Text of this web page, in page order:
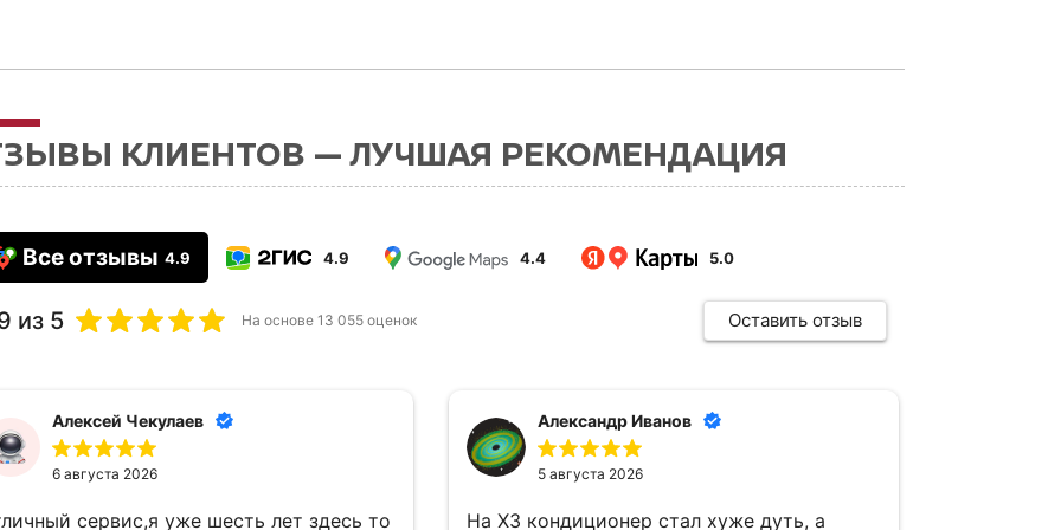
КЛИЕНТОВ — ЛУЧШАЯ РЕКОМЕНДАЦИЯ
Все отзывы 4.9 4.9 4.4 5.0
из 5 На основе 13 055 оценок Оставить отзыв
Алексей Чекулаев
6 августа 2026
сервис,я уже шесть лет здесь то
Александр Иванов
5 августа 2026
На Х3 кондиционер стал хуже дуть, а